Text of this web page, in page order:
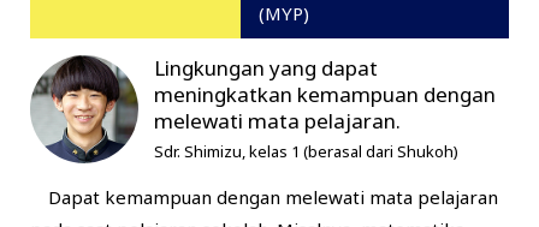
(MYP)
Lingkungan yang dapat
meningkatkan kemampuan dengan
melewati mata pelajaran.
Sdr. Shimizu, kelas 1 (berasal dari Shukoh)
Dapat kemampuan dengan melewati mata pelajaran